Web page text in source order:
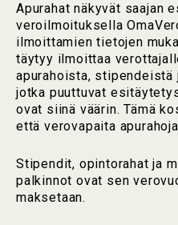
Apurahat näkyvät saajan
veroilmoituksella
ilmoittamien tietojen
täytyy ilmoittaa
apurahoista, stipendeistä
jotka puuttuvat
ovat siinä väärin. Tämä
että verovapaita
Stipendit, opintorahat ja
palkinnot ovat sen
maksetaan.